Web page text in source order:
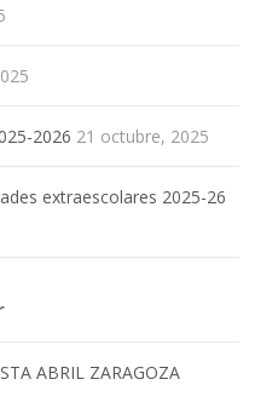
2026 21 octubre, 2025
extraescolares 2025-26
ABRIL ZARAGOZA